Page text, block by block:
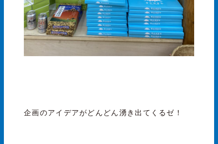
企画のアイデアがどんどん湧き出てくるゼ！